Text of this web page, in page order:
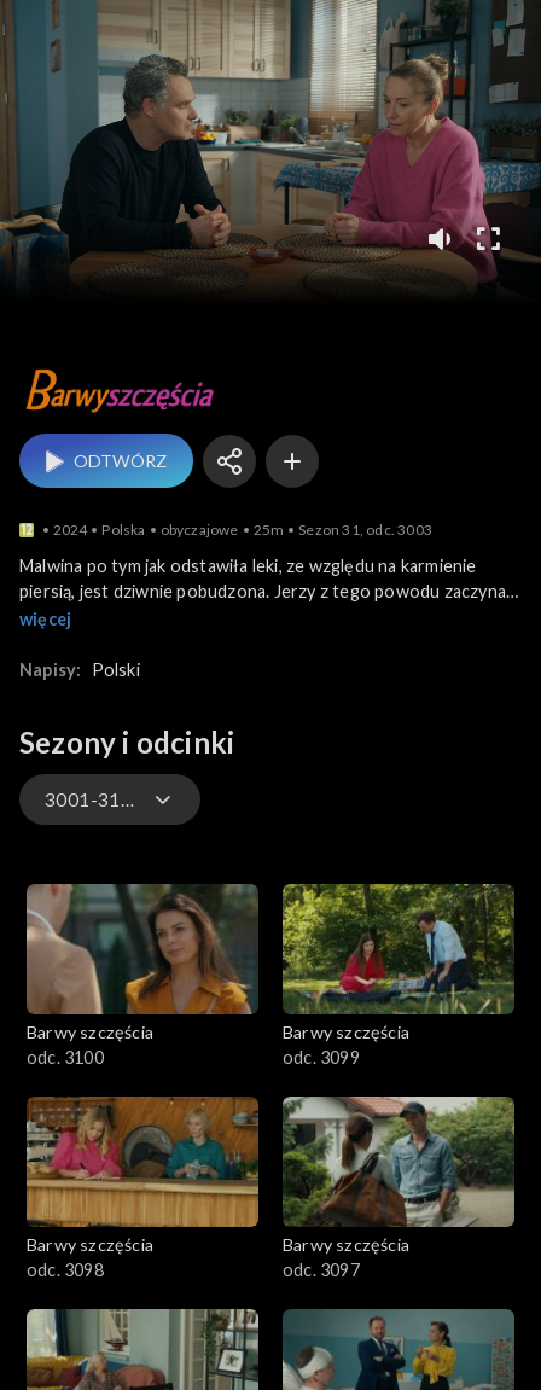
Barwy szczęścia
ODTWÓRZ
2024 Polska obyczajowe 25m Sezon 31, odc. 3003
Malwina po tym jak odstawiła leki, ze względu na karmienie
piersią, jest dziwnie pobudzona. Jerzy z tego powodu zaczyna
się o córkę niepokoić. Natomiast Marcin dzieli się z kolegami z
otacza czułą opieką i nawet nie zauważa, że dziewczyna nadal
więcej
Napisy: Polski
Sezony i odcinki
3001-3100
3201-3300
3101-3200
3001-3100
2901-3000
2801–2900
2701–2800
2501–2600
Barwy szczęścia
odc. 3100
Barwy szczęścia
odc. 3099
Barwy szczęścia
odc. 3098
Barwy szczęścia
odc. 3097